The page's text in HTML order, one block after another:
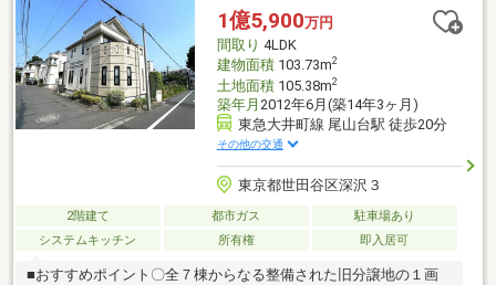
リアを中心とする地域密着の会社です♪・本物件については勿論、
周辺環境も詳しくご説明いたします。
1億5,900万円
間取り 4LDK
建物面積103.73m2
土地面積105.38m2
築年月 2012年6月(築14年3ヶ月)
東急大井町線 尾山台駅 徒歩20分
その他の交通
東京都世田谷区深沢３
2階建て 都市ガス
駐車場あり
システムキッチン
所有権 即入居可
■おすすめポイント〇全７棟からなる整備された旧分譲地の１画